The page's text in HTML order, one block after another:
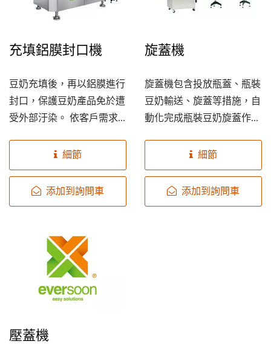
充填鋁膜封口機
豆奶充填後，再以鋁膜進行
封口，保護豆奶產品免於遭
受外部汙染。 依客戶需求
填、鋁膜封口後，我們提
供"旋蓋機"和"壓蓋機"兩個
方案給您參考。
細節
添加到詢問車
旋蓋機
旋蓋機包含投放瓶蓋、瓶裝
豆奶輸送、旋蓋等措施，自
動化完成瓶裝豆奶旋蓋作
生產目標。 細節
添加到詢問車
壓蓋機